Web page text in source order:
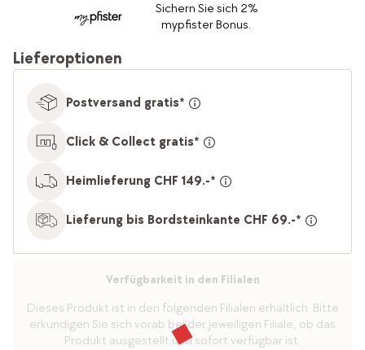
Sichern Sie sich 2%
mypfister Bonus.
Lieferoptionen
Postversand gratis*
Click & Collect gratis*
Heimlieferung CHF 149.-*
Lieferung bis Bordsteinkante CHF 69.-*
Verfügbarkeit in den Filialen
Dieses Produkt ist in den folgenden Filialen erhältlich. Bitte
erkundigen Sie sich vorab bei der jeweiligen Filiale, ob das
Produkt ausgestellt und sofort verfügbar ist.